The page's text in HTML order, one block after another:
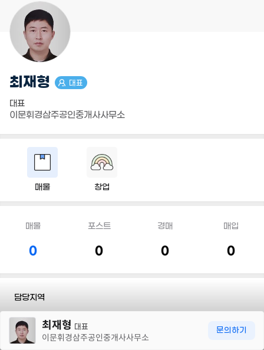
최재형 대표
대표
이문휘경삼주공인중개사사무소
매물 창업
매물
0
포스트
0
경매
0
매입
0
담당지역
전화 최재형 대표
이문휘경삼주공인중개사사무소
문의하기